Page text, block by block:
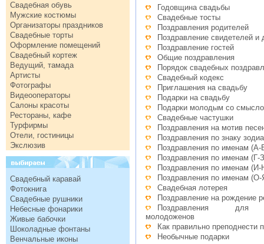
Свадебная обувь
Мужские костюмы
Организаторы праздников
Свадебные торты
Оформление помещений
Свадебный кортеж
Ведущий, тамада
Артисты
Фотографы
Видеооператоры
Салоны красоты
Рестораны, кафе
Турфирмы
Отели, гостиницы
Экслюзив
Свадебный каравай
Фотокнига
Свадебные рушники
Небесные фонарики
Живые бабочки
Шоколадные фонтаны
Венчальные иконы
Годовщина свадьбы
Свадебные тосты
Поздравления родителей
Поздравление свидетелей и
Поздравление гостей
Общие поздравления
Порядок свадебных
Свадебный кодекс
Приглашения на свадьбу
Подарки на свадьбу
Подарки молодым со
Свадебные частушки
Поздравления на мотив
Поздравления по знаку
Поздравления по именам (А-
Поздравления по именам (Г-
Поздравления по именам (И-
Поздравления по именам (О-
Свадебная лотерея
Поздравление на рождение
Поздравления для
молодоженов
Как правильно преподнести
Необычные подарки